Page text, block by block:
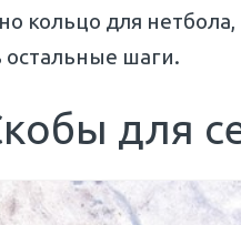
кольцо для
остальные шаги.
для